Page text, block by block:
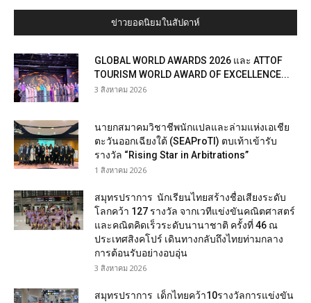
ข่าวยอดนิยมในสัปดาห์
GLOBAL WORLD AWARDS 2026 และ ATTOF
TOURISM WORLD AWARD OF EXCELLENCE...
3 สิงหาคม 2026
นายกสมาคมวิชาชีพนักแปลและล่ามแห่งเอเชีย
ตะวันออกเฉียงใต้ (SEAProTI) ตบเท้าเข้ารับ
รางวัล “Rising Star in Arbitrations”
1 สิงหาคม 2026
สมุทรปราการ นักเรียนไทยสร้างชื่อเสียงระดับ
โลกคว้า 127 รางวัล จากเวทีแข่งขันคณิตศาสตร์
และคณิตคิดเร็วระดับนานาชาติ ครั้งที่ 46 ณ
ประเทศสิงคโปร์ เดินทางกลับถึงไทยท่ามกลาง
การต้อนรับอย่างอบอุ่น
3 สิงหาคม 2026
สมุทรปราการ เด็กไทยคว้า10รางวัลการแข่งขัน